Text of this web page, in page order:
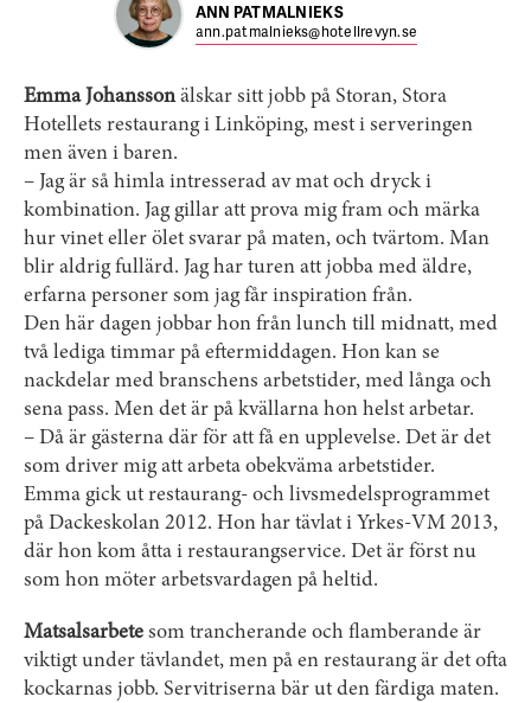
ANN PATMALNIEKS
ann.patmalnieks@hotellrevyn.se
Emma Johanssonälskar sitt jobb på Storan, Stora
Hotellets restaurang i Linköping, mest i serveringen
men även i baren.
– Jag är så himla intresserad av mat och dryck i
kombination. Jag gillar att prova mig fram och märka
hur vinet eller ölet svarar på maten, och tvärtom. Man
blir aldrig fullärd. Jag har turen att jobba med äldre,
erfarna personer som jag får inspiration från.
Den här dagen jobbar hon från lunch till midnatt, med
två lediga timmar på eftermiddagen. Hon kan se
nackdelar med branschens arbetstider, med långa och
sena pass. Men det är på kvällarna hon helst arbetar.
– Då är gästerna där för att få en upp­levelse. Det är det
som driver mig att arbeta obekväma arbetstider.
Emma gick ut restaurang- och livsmedelsprogrammet
på Dackeskolan 2012. Hon har tävlat i Yrkes-VM 2013,
där hon kom åtta i restaurangservice. Det är först nu
som hon möter arbetsvardagen på heltid.
Matsalsarbete som trancherande och flamberande är
viktigt under tävlandet, men på en restaurang är det ofta
kockarnas jobb. Servitriserna bär ut den färdiga maten.